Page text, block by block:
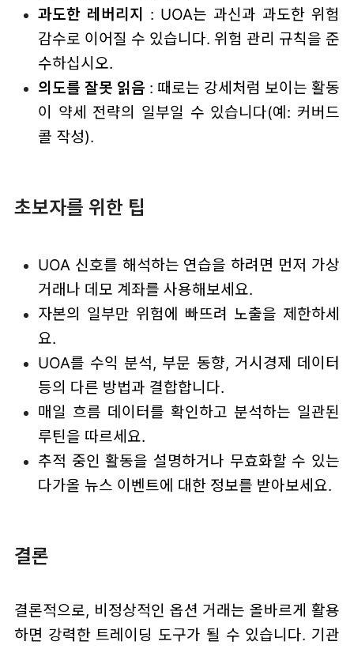
과도한 레버리지
: UOA는 과신과 과도한 위험
감수로 이어질 수 있습니다. 위험 관리 규칙을 준
수하십시오.
의도를 잘못 읽음 : 때로는 강세처럼 보이는 활동
이 약세 전략의 일부일 수 있습니다(예: 커버드
콜 작성).
초보자를 위한 팁
UOA 신호를 해석하는 연습을 하려면 먼저 가상
거래나 데모 계좌를 사용해보세요.
자본의 일부만 위험에 빠뜨려 노출을 제한하세
요.
UOA를 수익 분석, 부문 동향, 거시경제 데이터
등의 다른 방법과 결합합니다.
매일 흐름 데이터를 확인하고 분석하는 일관된
루틴을 따르세요.
추적 중인 활동을 설명하거나 무효화할 수 있는
다가올 뉴스 이벤트에 대한 정보를 받아보세요.
결론
결론적으로, 비정상적인 옵션 거래는 올바르게 활용
하면 강력한 트레이딩 도구가 될 수 있습니다. 기관